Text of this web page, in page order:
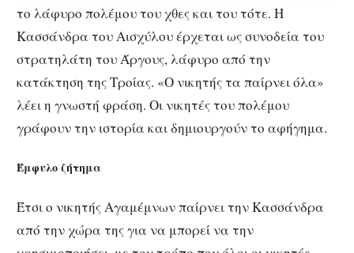
το λάφυρο πολέμου του χθες και του τότε. Η
Κασσάνδρα του Αισχύλου έρχεται ως συνοδεία του
στρατηλάτη του Άργους, λάφυρο από την
κατάκτηση της Τροίας. «Ο νικητής τα παίρνει όλα»
λέει η γνωστή φράση. Οι νικητές του πολέμου
γράφουν την ιστορία και δημιουργούν το αφήγημα.
Έμφυλο ζήτημα
Έτσι ο νικητής Αγαμέμνων παίρνει την Κασσάνδρα
από την χώρα της για να μπορεί να την